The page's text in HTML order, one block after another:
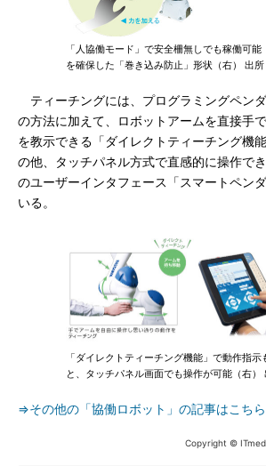
「人協働モード」で安全柵無しでも稼働可能
を確保した「巻き込み防止」形状（右） 出
ティーチングには、プログラミングペン
の方法に加えて、ロボットアームを直接手
を教示できる「ダイレクトティーチング機
の他、タッチパネル方式で直感的に操作で
のユーザーインタフェース「スマートペン
いる。
「ダイレクトティーチング機能」で動作指示
と、タッチパネル画面でも操作が可能（右）
⇒その他の「協働ロボット」の記事はこちら
Copyright ©